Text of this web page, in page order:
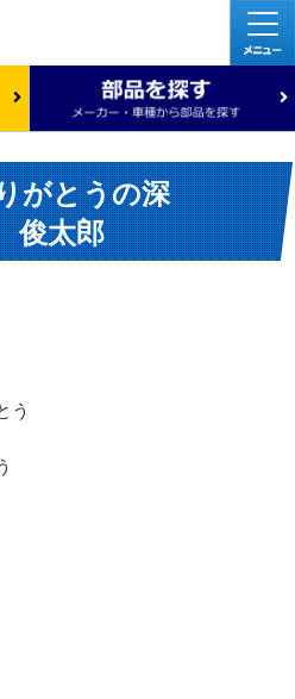
とうの深
太郎
う